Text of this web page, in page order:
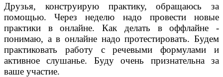
Друзья, конструирую практику, обращаюсь за
помощью. Через неделю надо провести новые
практики в онлайне. Как делать в оффлайне -
понимаю, а в онлайне надо протестировать. Будем
практиковать работу с речевыми формулами и
активное слушанье. Буду очень признательна за
ваше участие.